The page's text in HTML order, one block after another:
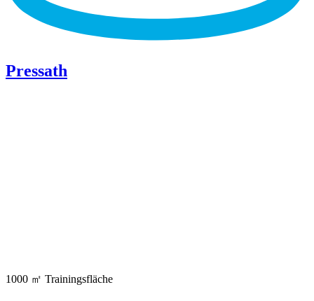
Pressath
1000 ㎡ Trainingsfläche